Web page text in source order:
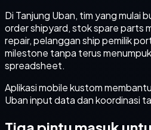
Di Tanjung Uban, tim yang mulai
order shipyard, stok spare parts
repair, pelanggan ship pemilik
milestone tanpa terus
spreadsheet.
Aplikasi mobile kustom
Uban input data dan koordinasi